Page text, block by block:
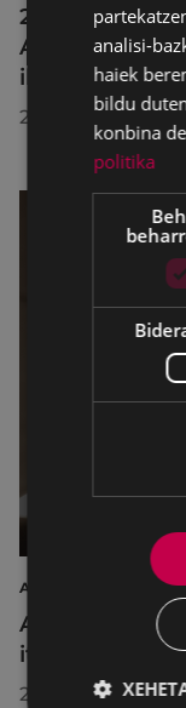
2026ko Delta
ibilbideagatik
2026/07/23
AIRE LIBREKO
Aire libreko
itzuliko da
2026/07/22
analisi-
haiek
bildu
konbina
politika